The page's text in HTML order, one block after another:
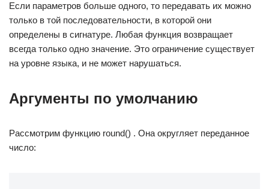
Если параметров больше одного, то передавать их можно
только в той последовательности, в которой они
определены в сигнатуре. Любая функция возвращает
всегда только одно значение. Это ограничение существует
на уровне языка, и не может нарушаться.
Аргументы по умолчанию
Рассмотрим функцию round() . Она округляет переданное
число: